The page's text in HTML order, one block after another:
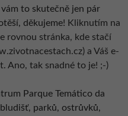
vám to skutečně jen pár
děkujeme! Kliknutím na
rovnou stránka, kde stačí
a Váš e-
Ano, tak snadné to je! ;-)
Parque Temático da
parků, ostrůvků,